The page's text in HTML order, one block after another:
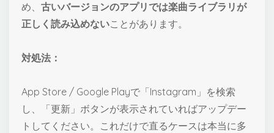
め、 古いバージョンのアプリでは楽曲ライブラリが
正しく読み込めないことがあります。
対処法：
App Store / Google Playで「Instagram」を検索
し、「更新」ボタンが表示されていればアップデー
トしてください。これだけで直るケースは本当に多